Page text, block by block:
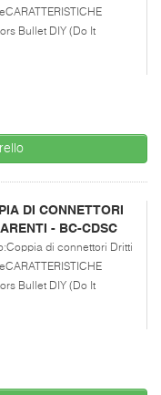
Bullet DIY (Do It
DI CONNETTORI
- BC-CDSC
di connettori Dritti
Bullet DIY (Do It